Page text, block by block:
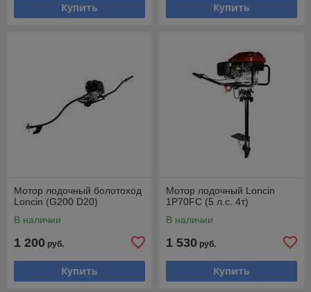
Купить Купить
Мотор лодочный болотоход
Loncin (G200 D20)
В наличии
1 200 руб.
Купить
Мотор лодочный Loncin
1P70FC (5 л.с. 4т)
В наличии
1 530 руб.
Купить